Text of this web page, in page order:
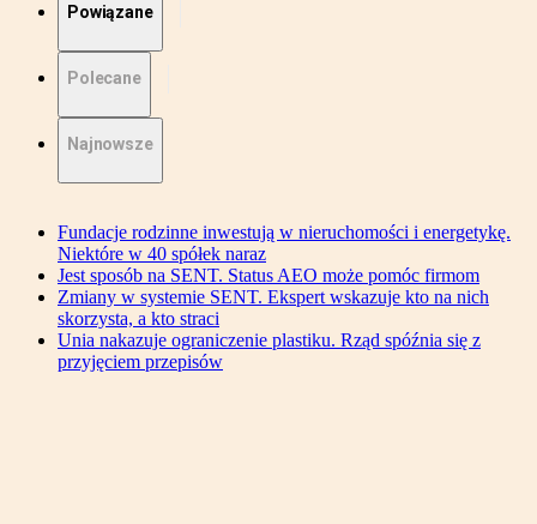
Powiązane
Polecane
Najnowsze
Fundacje rodzinne inwestują w nieruchomości i energetykę.
Niektóre w 40 spółek naraz
Jest sposób na SENT. Status AEO może pomóc firmom
Zmiany w systemie SENT. Ekspert wskazuje kto na nich
skorzysta, a kto straci
Unia nakazuje ograniczenie plastiku. Rząd spóźnia się z
przyjęciem przepisów